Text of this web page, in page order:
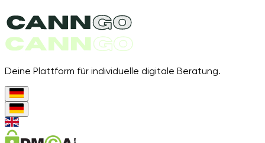
Deine Plattform für individuelle digitale Beratung.